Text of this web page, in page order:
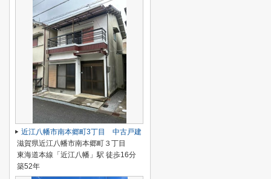
近江八幡市南本郷町3丁目 中古戸建
滋賀県近江八幡市南本郷町３丁目
東海道本線「近江八幡」駅 徒歩16分
築52年